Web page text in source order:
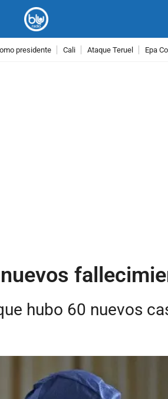
presidente Cali Ataque Teruel Epa
hubo 60 nuevos